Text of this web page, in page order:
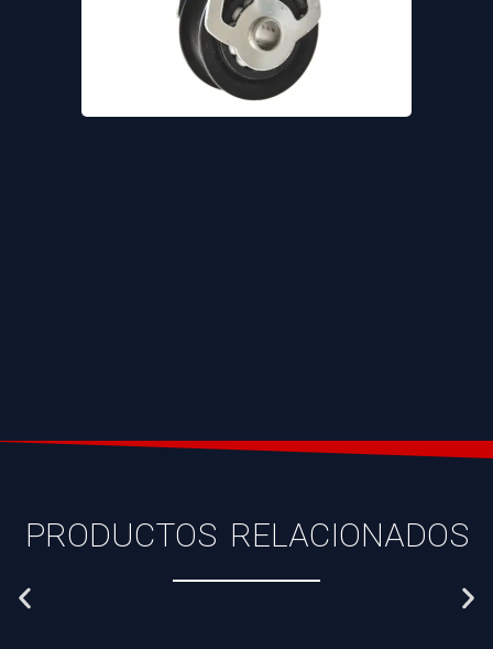
PRODUCTOS RELACIONADOS